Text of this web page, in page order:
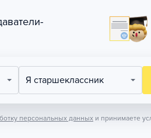
Я старшеклассник
персональных данных и принимаете